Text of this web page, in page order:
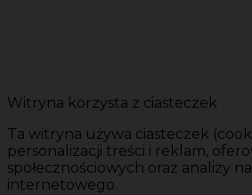
Witryna korzysta z ciasteczek
Ta witryna używa ciasteczek
personalizacji treści i reklam,
społecznościowych oraz analizy
internetowego.